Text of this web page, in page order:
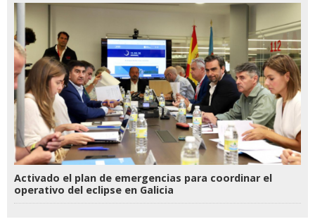
Activado el plan de emergencias para coordinar el
operativo del eclipse en Galicia